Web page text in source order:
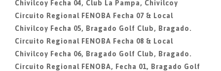
Chivilcoy Fecha 04, Club La Pampa, Chivilcoy
Circuito Regional FENOBA Fecha 07 & Local
Chivilcoy Fecha 05, Bragado Golf Club, Bragado.
Circuito Regional FENOBA Fecha 08 & Local
Chivilcoy Fecha 06, Bragado Golf Club, Bragado.
Circuito Regional FENOBA, Fecha 01, Bragado Golf